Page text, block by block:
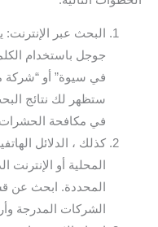
البحث عبر
جوجل باستخدام
في سيوة” أو
ستظهر لك نتائج
في مكافحة
كذلك ، الدلائل
المحلية أو
المحددة. ابحث عن
الشركات المدرجة